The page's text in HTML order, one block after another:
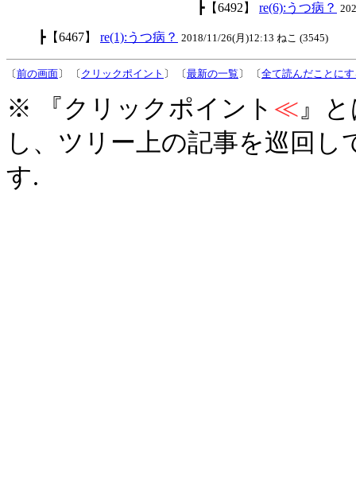
┣【6492】 re(6):うつ病？
┣【6467】 re(1):うつ病？ 2018/11/26(月)12:13 ねこ (3545)
〔前の画面〕 〔 クリックポイント 〕 〔最新の一覧 〕 〔全て読んだことに
※ 『クリックポイント ≪』
し、ツリー上の記事を巡回
す.